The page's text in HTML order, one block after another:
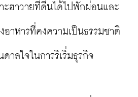
ะฮาวายที่ดีนได้ไปพักผ่อนและ
าหารที่คงความเป็นธรรมชาติ
าลใจในการริเริ่มธุรกิจ